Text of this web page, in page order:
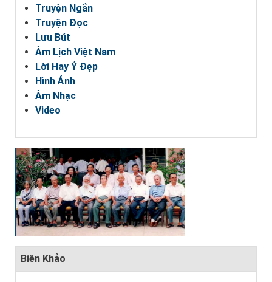
Truyện Ngắn
Truyện Đọc
Lưu Bút
Âm Lịch Việt Nam
Lời Hay Ý Đẹp
Hình Ảnh
Âm Nhạc
Video
Biên Khảo